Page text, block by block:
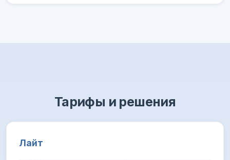
Тарифы и решения
Лайт